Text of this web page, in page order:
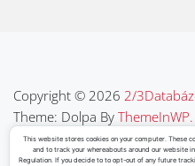
Copyright © 2026 2/
Theme: Dolpa By ThemeInWP.
This website stores cookies on your computer. These
and to track your whereabouts around our website
Regulation. If you decide to to opt-out of any future